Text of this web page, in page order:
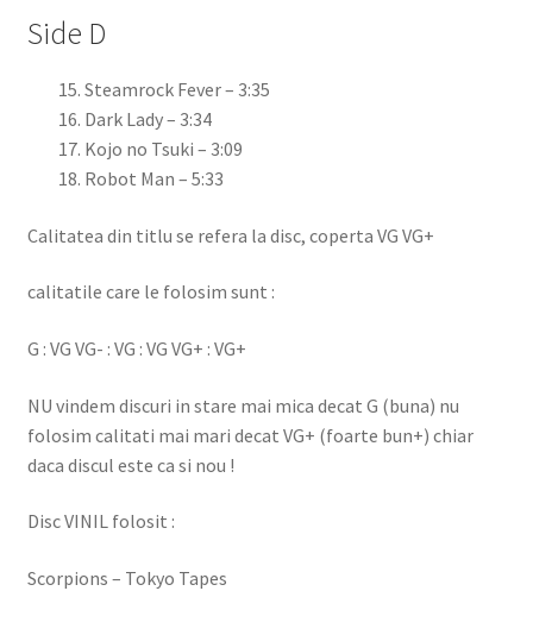
Side D
Steamrock Fever– 3:35
Dark Lady– 3:34
Kojo no Tsuki – 3:09
Robot Man – 5:33
Calitatea din titlu se refera la disc, coperta VG VG+
calitatile care le folosim sunt :
G : VG VG- : VG : VG VG+ : VG+
NU vindem discuri in stare mai mica decat G (buna) nu
folosim calitati mai mari decat VG+ (foarte bun+) chiar
daca discul este ca si nou !
Disc VINIL folosit :
Scorpions ‎– Tokyo Tapes